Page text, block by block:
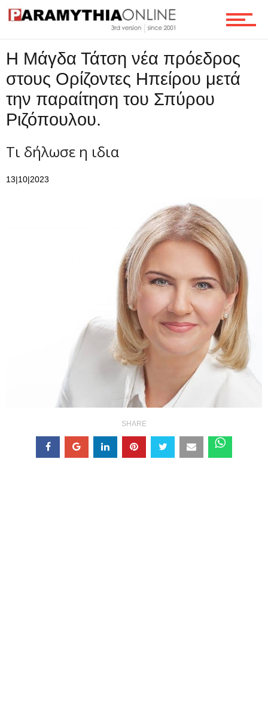
Ροή
Επικοινωνία
Η Μάγδα Τάτση νέα πρόεδρος
στους Ορίζοντες Ηπείρου μετά
την παραίτηση του Σπύρου
Ριζόπουλου.
Τι δήλωσε η ιδια
13|10|2023
SHARE